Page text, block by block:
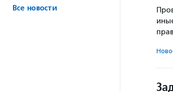
Все новости